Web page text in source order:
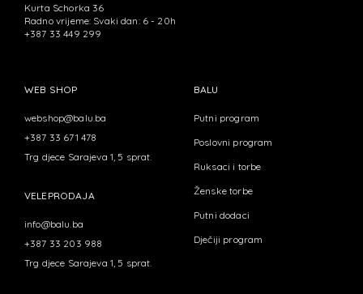
Kurta Schorka 36
Radno vrijeme: Svaki dan: 6 - 20h
+387 33 449 299
WEB SHOP
webshop@balu.ba
+387 33 671 478
Trg djece Sarajeva 1, 5 sprat.
VELEPRODAJA
info@balu.ba
+387 33 203 988
Trg djece Sarajeva 1, 5 sprat.
BALU
Putni program
Poslovni program
Ruksaci i torbe
Ženske torbe
Putni dodaci
Dječiji program